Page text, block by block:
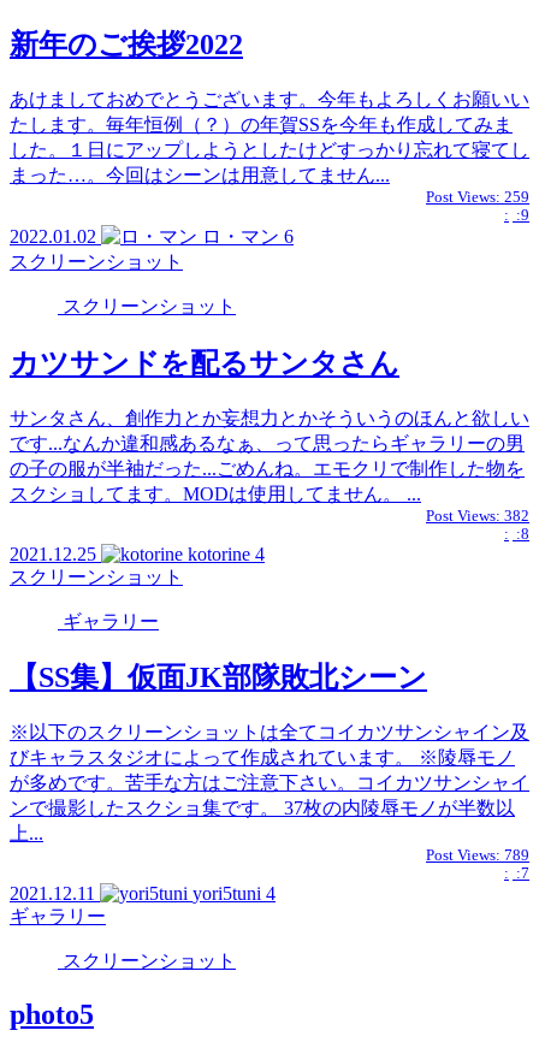
新年のご挨拶2022
あけましておめでとうございます。今年もよろしくお願いい
たします。毎年恒例（？）の年賀SSを今年も作成してみま
した。１日にアップしようとしたけどすっかり忘れて寝てし
まった…。今回はシーンは用意してません...
Post Views: 259
: :9
2022.01.02 ロ・マン 6
スクリーンショット
スクリーンショット
カツサンドを配るサンタさん
サンタさん、創作力とか妄想力とかそういうのほんと欲しい
です...なんか違和感あるなぁ、って思ったらギャラリーの男
の子の服が半袖だった...ごめんね。エモクリで制作した物を
スクショしてます。MODは使用してません。 ...
Post Views: 382
: :8
2021.12.25 kotorine 4
スクリーンショット
ギャラリー
【SS集】仮面JK部隊敗北シーン
※以下のスクリーンショットは全てコイカツサンシャイン及
びキャラスタジオによって作成されています。 ※陵辱モノ
が多めです。苦手な方はご注意下さい。コイカツサンシャイ
ンで撮影したスクショ集です。 37枚の内陵辱モノが半数以
上...
Post Views: 789
: :7
2021.12.11 yori5tuni 4
ギャラリー
スクリーンショット
photo5